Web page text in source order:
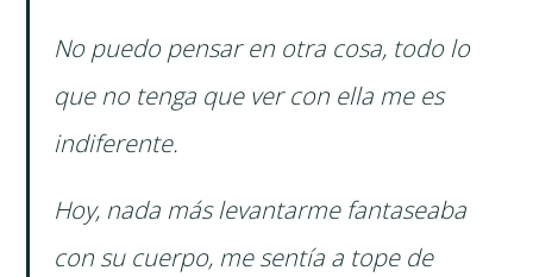
No puedo pensar en otra cosa, todo lo
que no tenga que ver con ella me es
indiferente.
Hoy, nada más levantarme fantaseaba
con su cuerpo, me sentía a tope de